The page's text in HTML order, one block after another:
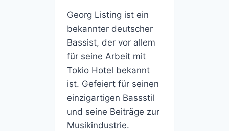
Georg Listing ist ein
bekannter deutscher
Bassist, der vor allem
für seine Arbeit mit
Tokio Hotel bekannt
ist. Gefeiert für seinen
einzigartigen Bassstil
und seine Beiträge zur
Musikindustrie.